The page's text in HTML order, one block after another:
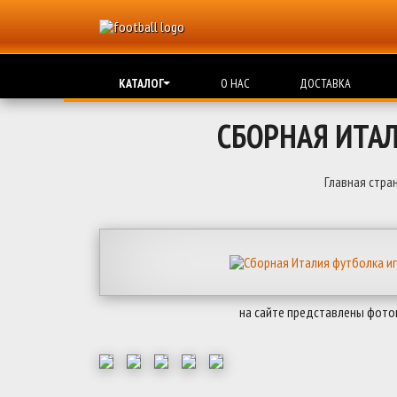
КАТАЛОГ О НАС ДОСТАВКА
СБОРНАЯ
Главная
на сайте представлены